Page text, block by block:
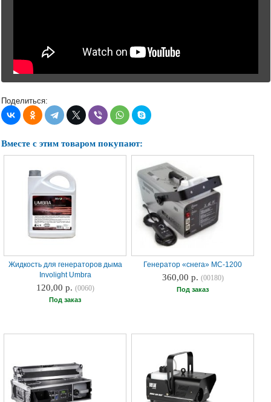
Поделиться:
Вместе с этим товаром покупают:
Жидкость для генераторов дыма
Involight Umbra
120,00 р. (0060)
Под заказ
Генератор «снега» MC-1200
360,00 р. (00180)
Под заказ